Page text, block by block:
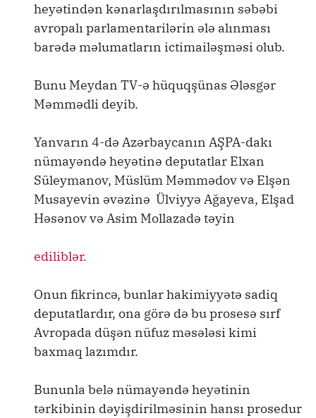
heyətindən kənarlaşdırılmasının səbəbi
avropalı parlamentarilərin ələ alınması
barədə məlumatların ictimailəşməsi olub.
Bunu Meydan TV-ə hüquqşünas Ələsgər
Məmmədli deyib.
Yanvarın 4-də Azərbaycanın AŞPA-dakı
nümayəndə heyətinə deputatlar Elxan
Süleymanov, Müslüm Məmmədov və Elşən
Musayevin əvəzinə Ülviyyə Ağayeva, Elşad
Həsənov və Asim Mollazadə təyin
ediliblər.
Onun fikrincə, bunlar hakimiyyətə sadiq
deputatlardır, ona görə də bu prosesə sırf
Avropada düşən nüfuz məsələsi kimi
baxmaq lazımdır.
Bununla belə nümayəndə heyətinin
tərkibinin dəyişdirilməsinin hansı prosedur